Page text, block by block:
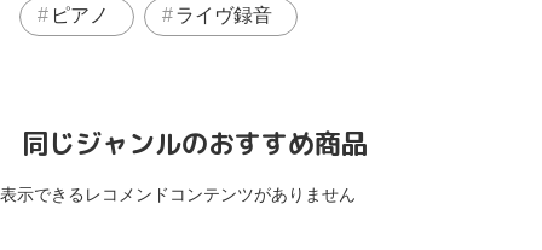
ピアノ ライヴ録音
同じジャンルのおすすめ商品
表示できるレコメンドコンテンツがありません